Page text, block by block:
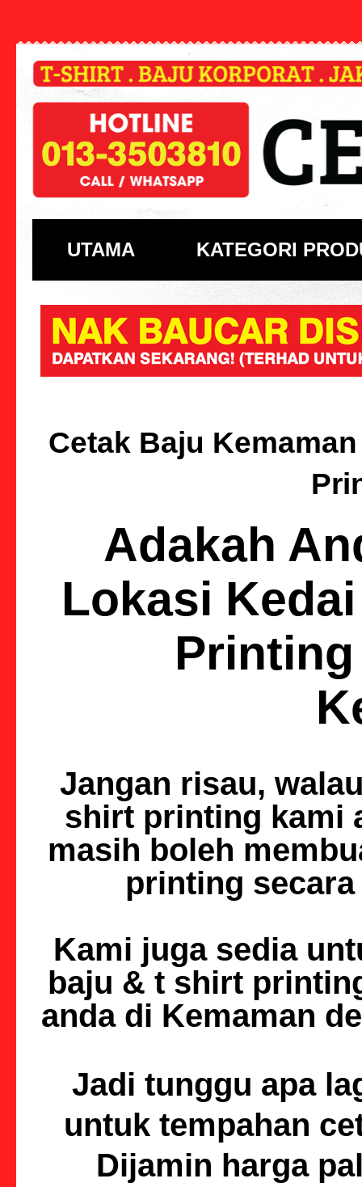
UTAMA KATEGORI
Cetak Baju
Adakah
Lokasi
Jangan risau,
shirt printing kami
masih boleh
printing
Kami juga sedia
baju & t shirt
anda di Kemaman
Jadi tunggu apa
untuk tempahan
Dijamin harga